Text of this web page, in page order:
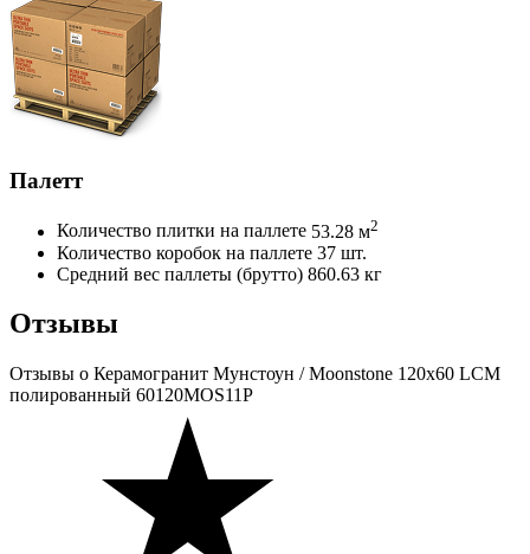
Палетт
Количество плитки на паллете 53.28 м2
Количество коробок на паллете 37 шт.
Средний вес паллеты (брутто) 860.63 кг
Отзывы
Отзывы о Керамогранит Мунстоун / Moonstone 120х60 LCM
полированный 60120MOS11P